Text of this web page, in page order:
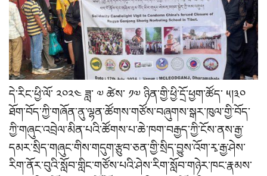
དེ་རིང་ཕྱི་ལོ་ ༢༠༢༤ ཟླ་ ༧ ཚེས་ ༡༧ ཉིན་གྱི་ཕྱི་དྲོ་ཕྱག་ཚོད་ ༥།༣༠
ཐོག་བོད་ཀྱི་གཞོན་ནུ་ལྷན་ཚོགས་གཙོས་བཞུགས་སྒར་ཁུལ་གྱི་བོད་
ཀྱི་གཞུང་འབྲེལ་མིན་པའི་ཚོགས་པ་ཆེ་ཁག་བརྒྱད་ཀྱི་ངོས་ནས་རྒྱ་
དམར་སྲིད་གཞུང་གིས་གདུག་རྩུབ་ཅན་གྱི་སྲིད་བྱུས་འོག་རྭ་རྒྱ་ཤེས་
རིག་ནོར་བུའི་སློབ་གླིང་གཙོས་པའི་ཤེས་རིག་སློབ་གཉེར་ཁང་རྣམས་